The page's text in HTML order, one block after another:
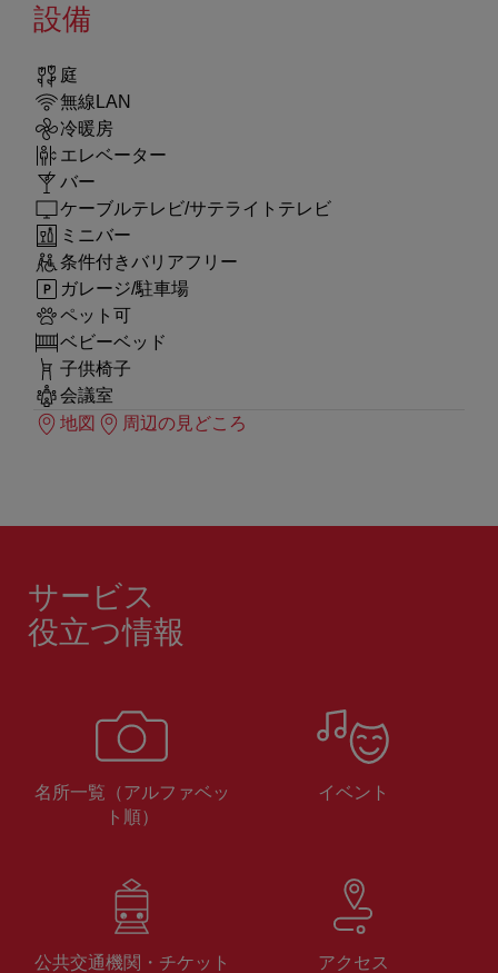
設備
庭
無線LAN
冷暖房
エレベーター
バー
ケーブルテレビ/サテライトテレビ
ミニバー
条件付きバリアフリー
ガレージ/駐車場
ペット可
ベビーベッド
子供椅子
会議室
地図
周辺の見どころ
サービス
役立つ情報
名所一覧（アルファベッ
ト順）
イベント
公共交通機関・チケット アクセス